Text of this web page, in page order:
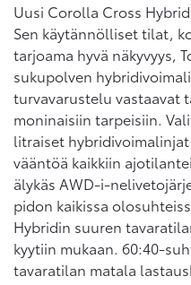
Uusi Corolla Cross
Sen käytännölliset tilat,
tarjoama hyvä näkyvyys,
sukupolven
turvavarustelu vastaavat
moninaisiin tarpeisiin.
litraiset
vääntöä kaikkiin
älykäs AWD-i-
pidon kaikissa
Hybridin suuren
kyytiin mukaan. 60:40-
tavaratilan matala